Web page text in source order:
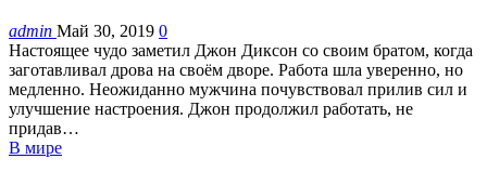
admin Май 30, 2019 0
Настоящее чудо заметил Джон Диксон со своим братом, когда
заготавливал дрова на своём дворе. Работа шла уверенно, но
медленно. Неожиданно мужчина почувствовал прилив сил и
улучшение настроения. Джон продолжил работать, не
придав…
В мире